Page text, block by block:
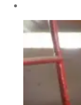
By
Aea